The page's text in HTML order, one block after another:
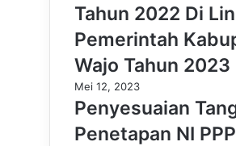
Tahun 2022 Di
Pemerintah
Wajo Tahun 2023
Mei 12, 2023
Penyesuaian
Penetapan NI